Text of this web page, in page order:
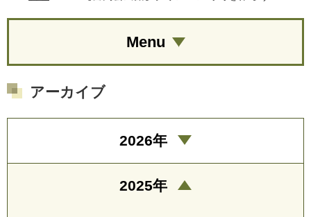
Menu
アーカイブ
2026年
2025年